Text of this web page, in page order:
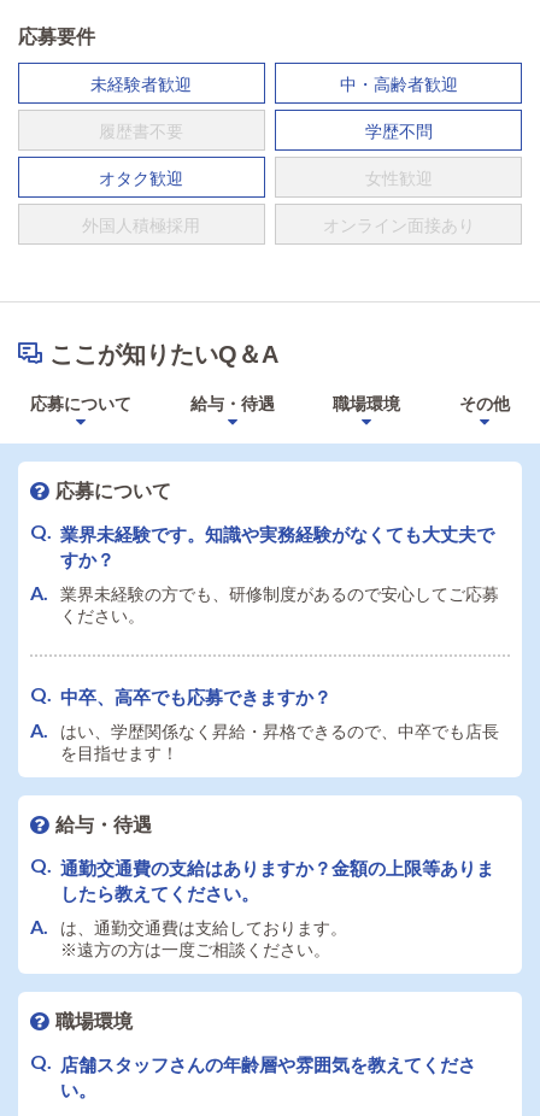
応募要件
未経験者歓迎 中・高齢者歓迎
履歴書不要 学歴不問
オタク歓迎 女性歓迎
外国人積極採用 オンライン面接あり
ここが知りたいQ＆A
応募について 給与・待遇 職場環境 その他
応募について
業界未経験です。知識や実務経験がなくても大丈夫で
すか？
業界未経験の方でも、研修制度があるので安心してご応募
ください。
中卒、高卒でも応募できますか？
はい、学歴関係なく昇給・昇格できるので、中卒でも店長
を目指せます！
給与・待遇
通勤交通費の支給はありますか？金額の上限等ありま
したら教えてください。
は、通勤交通費は支給しております。
※遠方の方は一度ご相談ください。
職場環境
店舗スタッフさんの年齢層や雰囲気を教えてくださ
い。